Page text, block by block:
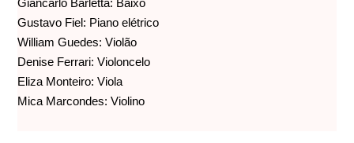
Giancarlo Barletta: Baixo
Gustavo Fiel: Piano elétrico
William Guedes: Violão
Denise Ferrari: Violoncelo
Eliza Monteiro: Viola
Mica Marcondes: Violino